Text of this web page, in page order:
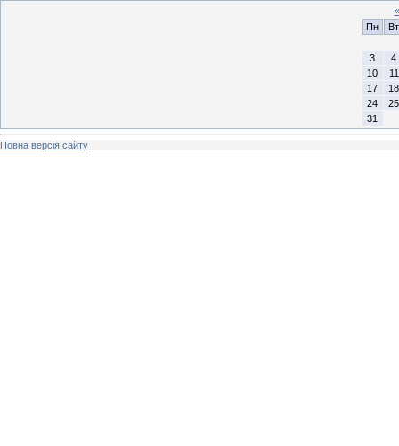
«
Пн
Вт
3
4
10
11
17
18
24
25
31
Повна версія сайту